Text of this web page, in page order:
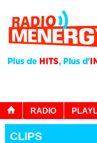
RADIO
CLIPS